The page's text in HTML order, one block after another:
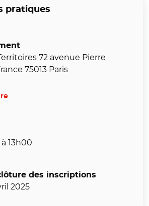
pratiques
72 avenue Pierre
75013 Paris
13h00
des inscriptions
2025